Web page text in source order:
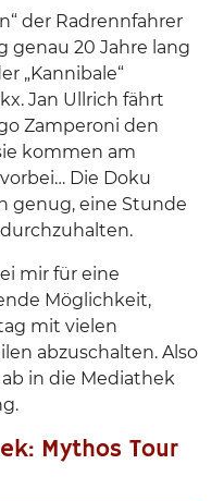
der Radrennfahrer
genau 20 Jahre lang
„Kannibale“
Jan Ullrich fährt
Zamperoni den
kommen am
Die Doku
genug, eine Stunde
mir für eine
Möglichkeit,
mit vielen
abzuschalten. Also
in die Mediathek
Mythos Tour